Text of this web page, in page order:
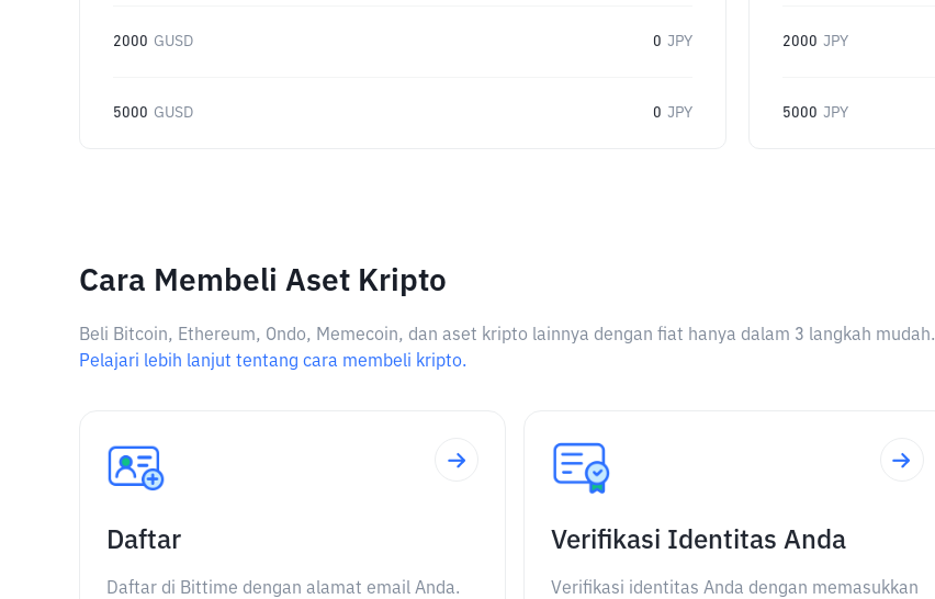
2000 GUSD 0 JPY
5000 GUSD 0 JPY
2000 JPY
5000 JPY
Cara Membeli Aset Kripto
Beli Bitcoin, Ethereum, Ondo, Memecoin, dan aset kripto lainnya dengan fiat hanya dalam 3 langkah mudah.
Pelajari lebih lanjut tentang cara membeli kripto.
Daftar
Daftar di Bittime dengan alamat email Anda.
Verifikasi Identitas Anda
Verifikasi identitas Anda dengan memasukkan